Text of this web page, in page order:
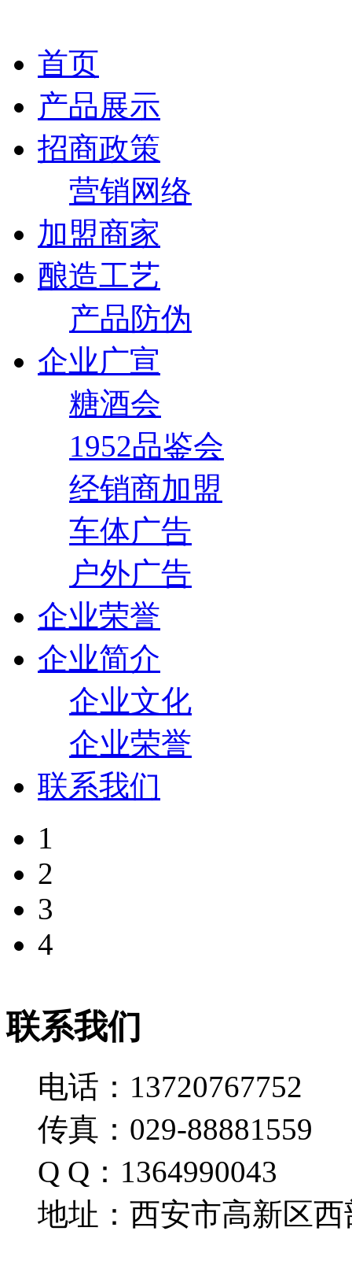
首页
产品展示
招商政策
营销网络
加盟商家
酿造工艺
产品防伪
企业广宣
糖酒会
1952品鉴会
经销商加盟
车体广告
户外广告
企业荣誉
企业简介
企业文化
企业荣誉
联系我们
1
2
3
4
联系我们
电话：13720767752
传真：029-88881559
Q Q：1364990043
地址：西安市高新区西